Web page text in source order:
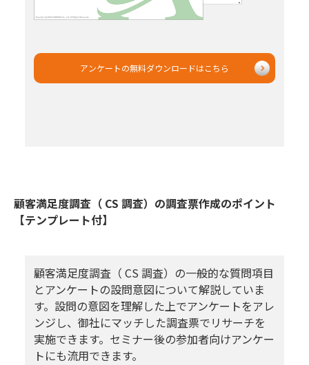
アンケートの無料ダウンロードはこちら
顧客満足度調査（ CS 調査）の調査票作成のポイント
【テンプレート付】
顧客満足度調査（ CS 調査）の一般的な質問項目
とアンケートの設問意図について解説していま
す。設問の意図を理解した上でアンケートをアレ
ンジし、御社にマッチした調査票でリサーチを
実施できます。セミナー後の参加者向けアンケー
トにも流用できます。